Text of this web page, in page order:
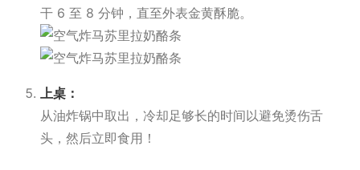
干 6 至 8 分钟，直至外表金黄酥脆。
上桌：
从油炸锅中取出，冷却足够长的时间以避免烫伤舌
头，然后立即食用！